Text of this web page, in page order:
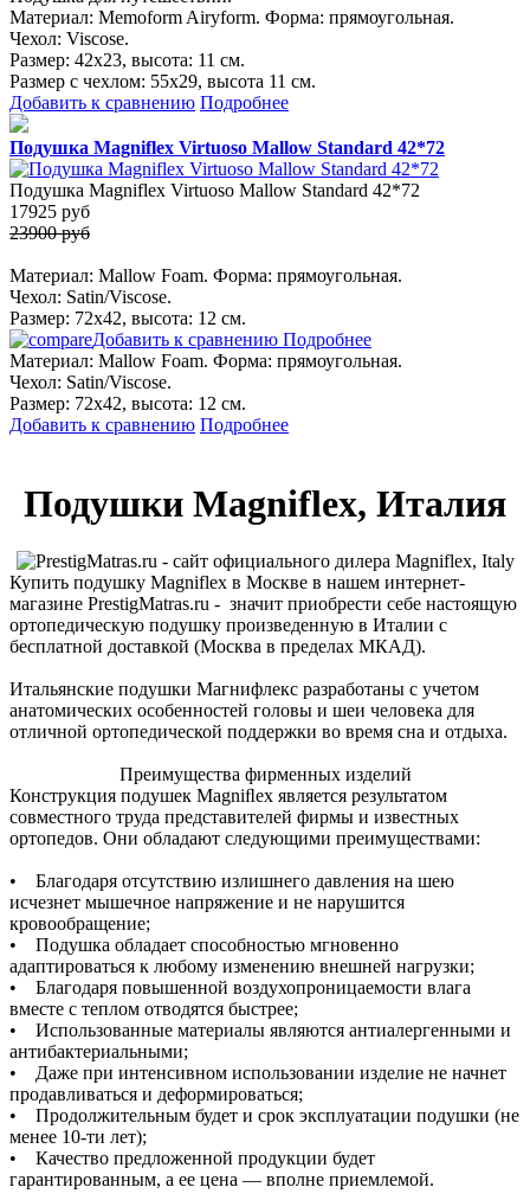
Материал: Memoform Airyform. Форма: прямоугольная.
Чехол: Viscose.
Размер: 42х23, высота: 11 см.
Размер с чехлом: 55х29, высота 11 см.
Добавить к сравнению Подробнее
Подушка Magniflex Virtuoso Mallow Standard 42*72
Подушка Magniflex Virtuoso Mallow Standard 42*72
17925 руб
23900 руб
Материал: Mallow Foam. Форма: прямоугольная.
Чехол: Satin/Viscose.
Размер: 72х42, высота: 12 см.
Добавить к сравнению Подробнее
Материал: Mallow Foam. Форма: прямоугольная.
Чехол: Satin/Viscose.
Размер: 72х42, высота: 12 см.
Добавить к сравнению Подробнее
Подушки Magniflex, Италия
Купить подушку Magniflex в Москве в нашем интернет-
магазине PrestigMatras.ru - значит приобрести себе настоящую
ортопедическую подушку произведенную в Италии с
бесплатной доставкой (Москва в пределах МКАД).
Итальянские подушки Магнифлекс разработаны с учетом
анатомических особенностей головы и шеи человека для
отличной ортопедической поддержки во время сна и отдыха.
Преимущества фирменных изделий
Конструкция подушек Magniﬂex является результатом
совместного труда представителей фирмы и известных
ортопедов. Они обладают следующими преимуществами:
• Благодаря отсутствию излишнего давления на шею
исчезнет мышечное напряжение и не нарушится
кровообращение;
• Подушка обладает способностью мгновенно
адаптироваться к любому изменению внешней нагрузки;
• Благодаря повышенной воздухопроницаемости влага
вместе с теплом отводятся быстрее;
• Использованные материалы являются антиалергенными и
антибактериальными;
• Даже при интенсивном использовании изделие не начнет
продавливаться и деформироваться;
• Продолжительным будет и срок эксплуатации подушки (не
менее 10-ти лет);
• Качество предложенной продукции будет
гарантированным, а ее цена — вполне приемлемой.